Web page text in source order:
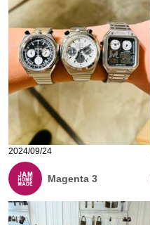
2024/09/24
Magenta 3